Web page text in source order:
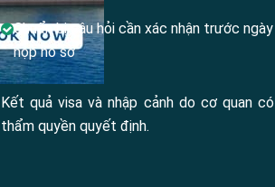
Chuẩn bị câu hỏi cần xác nhận trước ngày
nộp hồ sơ
Kết quả visa và nhập cảnh do cơ quan có
thẩm quyền quyết định.